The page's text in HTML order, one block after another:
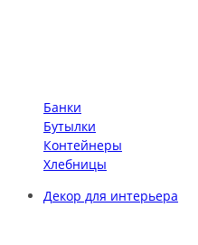
Банки
Бутылки
Контейнеры
Хлебницы
Декор для интерьера